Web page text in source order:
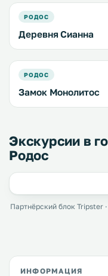
РОДОС
Деревня Сианна
РОДОС
Замок Монолитос
Экскурсии в
Родос
Партнёрский блок Tripster
ИНФОРМАЦИЯ